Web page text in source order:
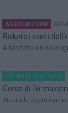
ASSOCIAZIONI
Ridurre i costi
A Molfetta un
EVENTI E CULTURA
Corso di
Secondo